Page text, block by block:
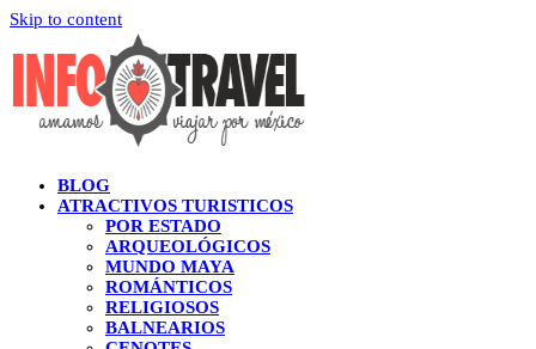
Skip to content
BLOG
ATRACTIVOS TURISTICOS
POR ESTADO
ARQUEOLÓGICOS
MUNDO MAYA
ROMÁNTICOS
RELIGIOSOS
BALNEARIOS